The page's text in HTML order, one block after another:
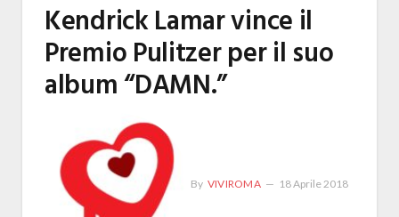
Kendrick Lamar vince il
Premio Pulitzer per il suo
album “DAMN.”
By VIVIROMA 18 Aprile 2018